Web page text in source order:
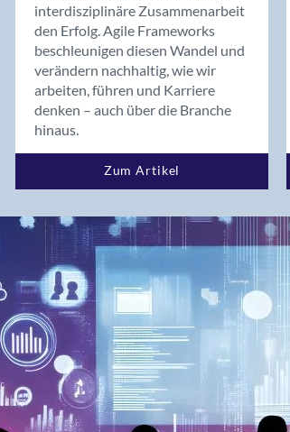
- Liebefeld
bei Bern
Glis
interdisziplinäre Zusammenarbeit
den Erfolg. Agile Frameworks
beschleunigen diesen Wandel und
verändern nachhaltig, wie wir
arbeiten, führen und Karriere
denken – auch über die Branche
hinaus.
Zum Artikel